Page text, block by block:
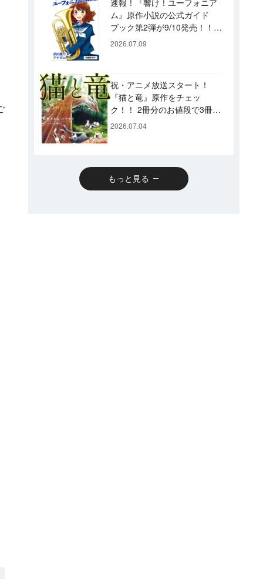
速報！『響け！ユーフォニア
ム』原作小説の公式ガイド
ブック第2弾が9/10発売！！
久美子たちが引退した後の書
2026.07.09
祝・アニメ放送スタート！
『猫と竜』原作をチェッ
ク！！ 2冊分のお値段で3冊読
めるスペシャルプライスパッ
2026.07.04
もっと見る